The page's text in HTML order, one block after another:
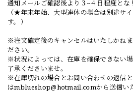
通知メールご確認後より３~４日程度とな
（★年末年始、大型連休の場合は別途サ
す。）
※注文確定後のキャンセルはいたしかね
ださい。
※状況によっては、在庫を確保できない
了承くださいませ。
※在庫切れの場合とお問い合わせの返信
はmblueshop@hotmail.comから送信い